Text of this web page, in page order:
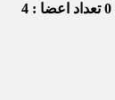
تعداد اعضا : 4